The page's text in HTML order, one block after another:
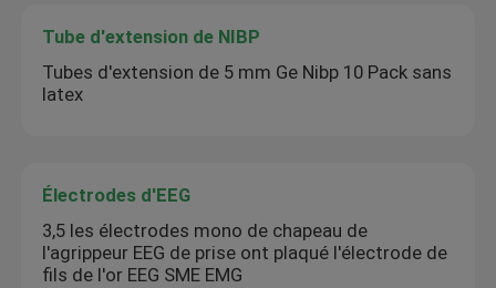
Tube d'extension de NIBP
Tubes d'extension de 5 mm Ge Nibp 10 Pack sans
latex
Électrodes d'EEG
3,5 les électrodes mono de chapeau de
l'agrippeur EEG de prise ont plaqué l'électrode de
fils de l'or EEG SME EMG